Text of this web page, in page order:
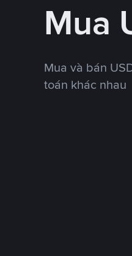
Mua
Mua và bán
toán khác nhau